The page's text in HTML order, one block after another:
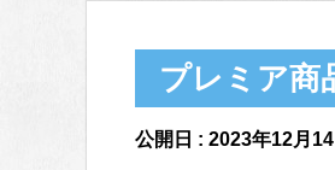
プレミア商
公開日 : 2023年12月14